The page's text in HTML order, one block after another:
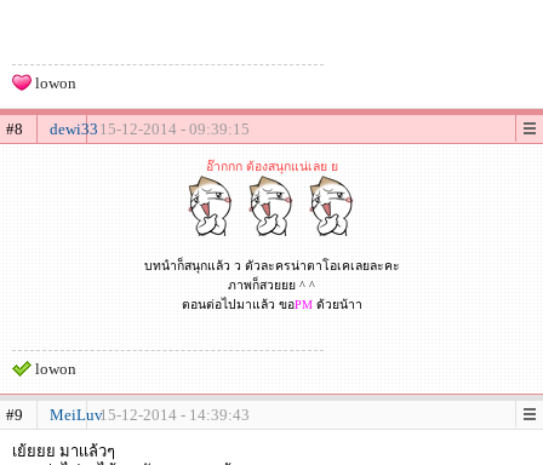
lowon
#8 dewi33 15-12-2014 - 09:39:15
อ๊ากกก ต้องสนุกแน่เลย ย
บทนำก็สนุกแล้ว ว ตัวละครน่าตาโอเคเลยละคะ
ภาพก็สวยยย ^ ^
ตอนต่อไปมาแล้ว ขอPMด้วยน้าา
lowon
#9 MeiLuv15-12-2014 - 14:39:43
เย้ยยย มาเเล้วๆ